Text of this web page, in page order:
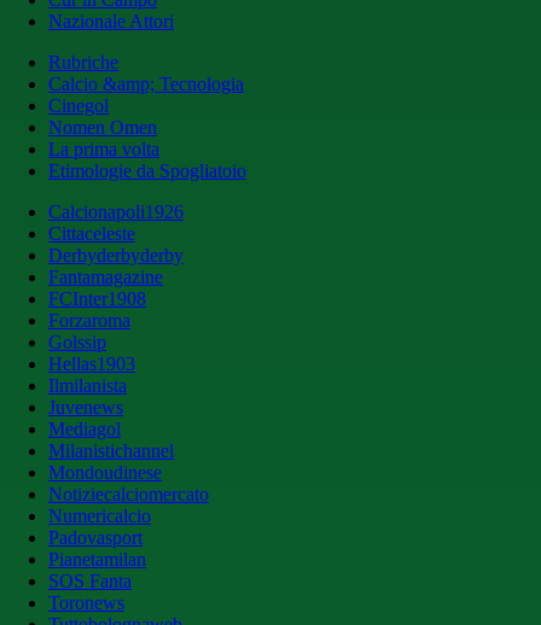
Nazionale Attori
Rubriche
Calcio &amp; Tecnologia
Cinegol
Nomen Omen
La prima volta
Etimologie da Spogliatoio
Calcionapoli1926
Cittaceleste
Derbyderbyderby
Fantamagazine
FCInter1908
Forzaroma
Golssip
Hellas1903
Ilmilanista
Juvenews
Mediagol
Milanistichannel
Mondoudinese
Notiziecalciomercato
Numericalcio
Padovasport
Pianetamilan
SOS Fanta
Toronews